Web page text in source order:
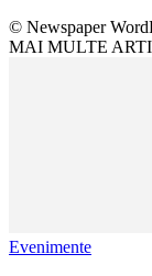
© Newspaper
MAI MULTE
Evenimente